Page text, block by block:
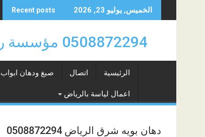
to
الخميس, يوليو 23, 2026 Recent posts
0508872294 مؤسسة روعة سهيل للدهانات والتشطيبات والديكورات بالرياض 0508872294
الرئيسية اتصال صبغ ودهان
اعمال لياسة بالرياض
دهان بويه شرق الرياض 0508872294